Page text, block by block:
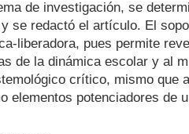
de investigación, se
se redactó el artículo. El
liberadora, pues permite
de la dinámica escolar y al
crítico, mismo que
elementos potenciadores de